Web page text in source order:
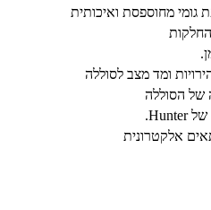
גומי מחוספסת ואיכותית
אלקטרונית